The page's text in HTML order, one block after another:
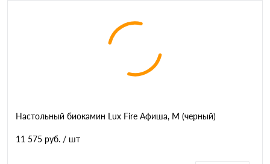
Настольный биокамин Lux Fire Афиша, M (черный)
11 575 руб. / шт